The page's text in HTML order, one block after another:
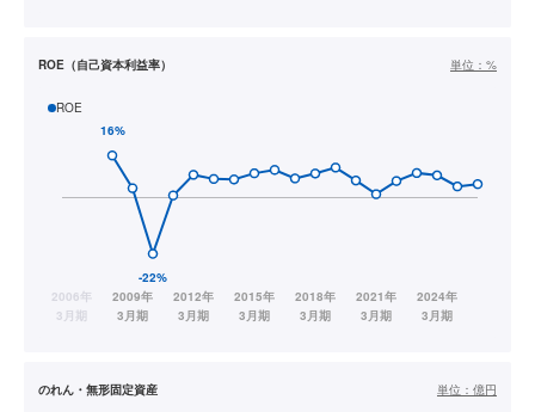
ROE（自己資本利益率） 単位： %
ROE
のれん・無形固定資産 単位： 億円